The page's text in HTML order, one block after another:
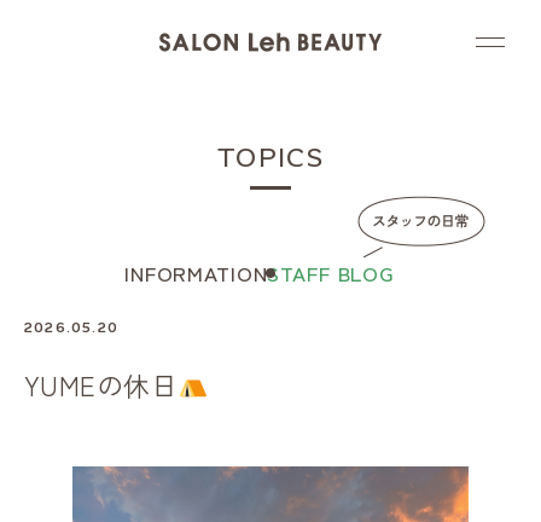
TOPICS
INFORMATIONSTAFF BLOG
2026.05.20
YUMEの休日